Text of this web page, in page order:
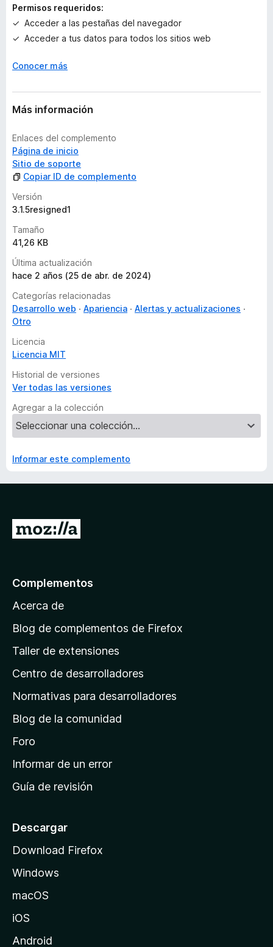
l
r
a
i
n
e
Permisos requeridos:
Acceder a las pestañas del navegador
Acceder a tus datos para todos los sitios web
Conocer más
Más información
Enlaces del complemento
Página de inicio
Sitio de soporte
Copiar ID de complemento
Versión
3.1.5resigned1
Tamaño
41,26 KB
Última actualización
hace 2 años (25 de abr. de 2024)
Categorías relacionadas
Desarrollo web
Apariencia
Alertas y actualizaciones
Otro
Licencia
Licencia MIT
Historial de versiones
Ver todas las versiones
Agregar a la colección
Informar este complemento
p
á
n
a
e
i
n
c
o
e
M
i
l
Complementos
Acerca de
Blog de complementos de Firefox
Taller de extensiones
Centro de desarrolladores
Normativas para desarrolladores
Blog de la comunidad
Foro
Informar de un error
Guía de revisión
Descargar
Download Firefox
Windows
macOS
iOS
Android